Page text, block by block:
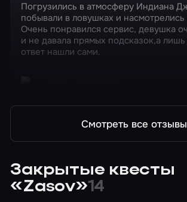
Погрузились в атмосферу Индиана
побывали в ловушках и
Очень понравился сервис, девушка
и не давала прямых подсказок,а
ответ нашли сами.
Смотреть все отзывы
Закрытые квесты
«Zasov»14